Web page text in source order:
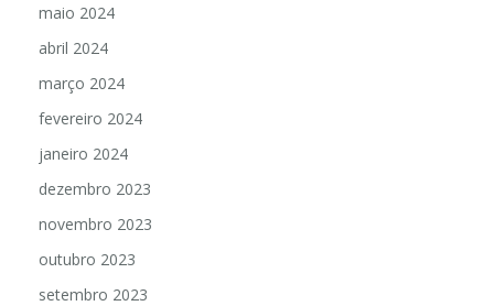
maio 2024
abril 2024
março 2024
fevereiro 2024
janeiro 2024
dezembro 2023
novembro 2023
outubro 2023
setembro 2023